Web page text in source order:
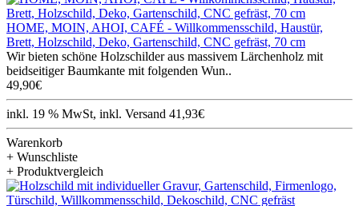
HOME, MOIN, AHOI, CAFÉ - Willkommensschild, Haustür,
Brett, Holzschild, Deko, Gartenschild, CNC gefräst, 70 cm
Wir bieten schöne Holzschilder aus massivem Lärchenholz mit
beidseitiger Baumkante mit folgenden Wun..
49,90€
inkl. 19 % MwSt, inkl. Versand 41,93€
Warenkorb
+ Wunschliste
+ Produktvergleich